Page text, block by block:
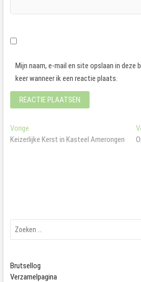
Mijn naam, e-mail en site opslaan in deze
keer wanneer ik een reactie plaats.
Bericht
navigatie
VorigeVorig
bericht:
Keizerlijke Kerst in Kasteel Amerongen
Brutsellog
Verzamelpagina